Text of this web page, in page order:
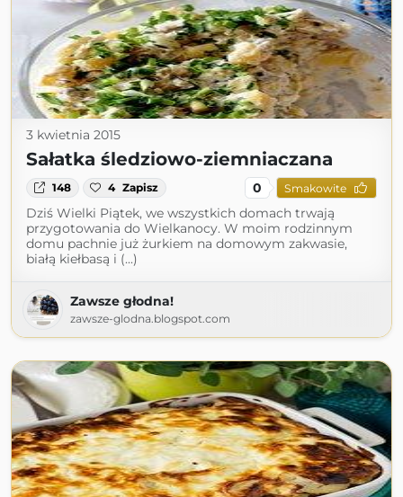
3 kwietnia 2015
Sałatka śledziowo-ziemniaczana
148 4 Zapisz 0 Smakowite
Dziś Wielki Piątek, we wszystkich domach trwają
przygotowania do Wielkanocy. W moim rodzinnym
domu pachnie już żurkiem na domowym zakwasie,
białą kiełbasą i (...)
Zawsze głodna!
zawsze-glodna.blogspot.com